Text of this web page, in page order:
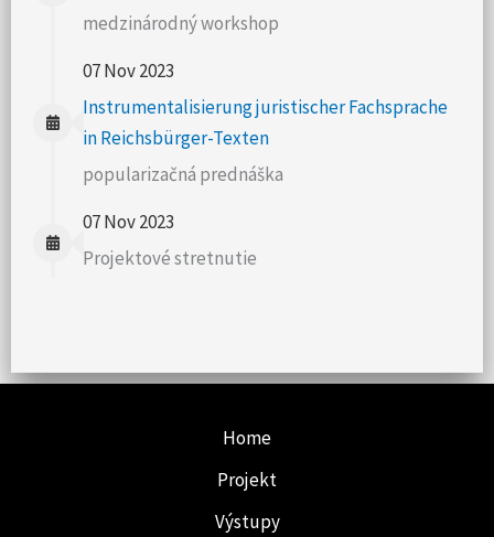
medzinárodný workshop
07 Nov 2023
Instrumentalisierung juristischer Fachsprache
in Reichsbürger-Texten
popularizačná prednáška
07 Nov 2023
Projektové stretnutie
Home
Projekt
Výstupy